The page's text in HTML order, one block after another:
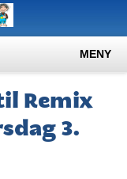
MENY
Remix
3.